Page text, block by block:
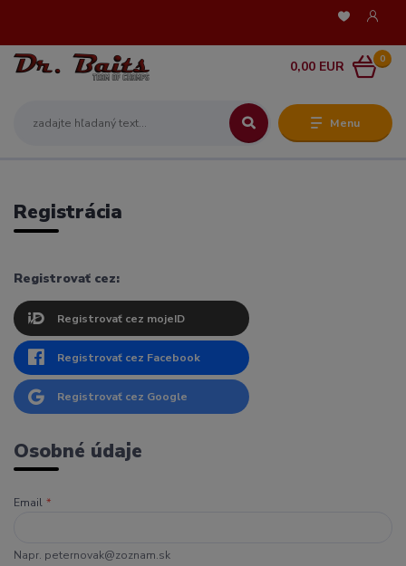
Menu
0
0,00 EUR
Registrácia
Registrovať cez:
Registrovať cez mojeID
Registrovať cez Facebook
Registrovať cez Google
Osobné údaje
Email *
Napr. peternovak@zoznam.sk